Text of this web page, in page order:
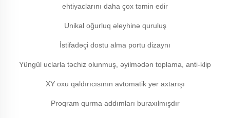
ehtiyaclarını daha çox təmin edir
Unikal oğurluq əleyhinə quruluş
İstifadəçi dostu alma portu dizaynı
Yüngül uclarla təchiz olunmuş, əyilmədən toplama, anti-klip
XY oxu qaldırıcısının avtomatik yer axtarışı
Proqram qurma addımları buraxılmışdır